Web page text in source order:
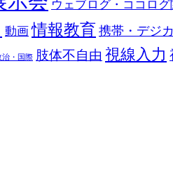
ウェブログ・ココログ
動画 情報教育 携帯・デジ
治・国際 肢体不自由 視線入力